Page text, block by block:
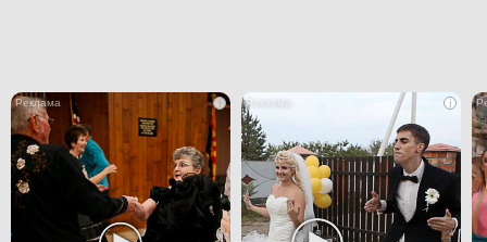
i i